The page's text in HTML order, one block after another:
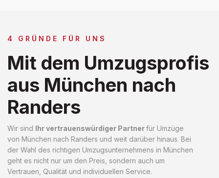
4 GRÜNDE FÜR UNS
Mit dem Umzugsprofis
aus München nach
Randers
Wir sind Ihr vertrauenswürdiger Partnerfür Umzüge
von München nach Randers und weit darüber hinaus. Bei
der Wahl des richtigen Umzugsunternehmens in München
geht es nicht nur um den Preis, sondern auch um
Vertrauen, Qualität und individuellen Service.